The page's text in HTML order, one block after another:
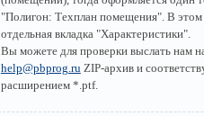
"Полигон: Техплан помещения". В этом
отдельная вкладка "Характеристики".
Вы можете для проверки выслать нам
help@pbprog.ruZIP-архив и
расширением *.ptf.